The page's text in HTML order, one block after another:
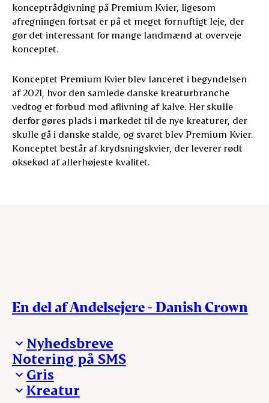
konceptrådgivning på Premium Kvier, ligesom
afregningen fortsat er på et meget fornuftigt leje, der
gør det interessant for mange landmænd at overveje
konceptet.
Konceptet Premium Kvier blev lanceret i begyndelsen
af 2021, hvor den samlede danske kreaturbranche
vedtog et forbud mod aflivning af kalve. Her skulle
derfor gøres plads i markedet til de nye kreaturer, der
skulle gå i danske stalde, og svaret blev Premium Kvier.
Konceptet består af krydsningskvier, der leverer rødt
oksekød af allerhøjeste kvalitet.
En del af Andelsejere - Danish Crown
Nyhedsbreve
Madinspiration - nyhedsbrev
Notering på SMS
Gris
Ejerinformation
Kreatur